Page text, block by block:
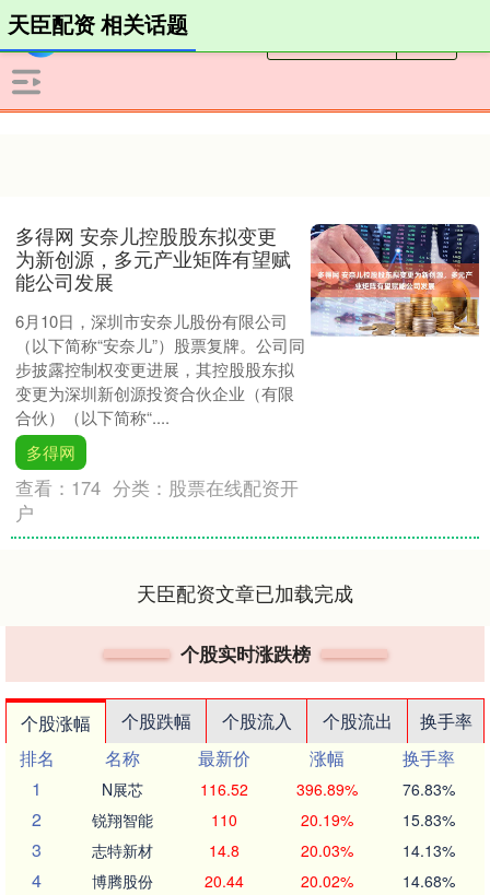
天臣配资 相关话题
多得网 安奈儿控股股东拟变更
为新创源，多元产业矩阵有望赋
能公司发展
6月10日，深圳市安奈儿股份有限公司
（以下简称“安奈儿”）股票复牌。公司同
步披露控制权变更进展，其控股股东拟
变更为深圳新创源投资合伙企业（有限
合伙）（以下简称“....
多得网
查看： 174 分类： 股票在线配资开
户
天臣配资文章已加载完成
个股实时涨跌榜
个股涨幅 个股跌幅 个股流入 个股流出
换手率
排名
名称 最新价 涨幅
换手率
1
N展芯 116.52 396.89% 76.83%
2 锐翔智能 110 20.19% 15.83%
3 志特新材 14.8 20.03% 14.13%
4 博腾股份 20.44 20.02% 14.68%